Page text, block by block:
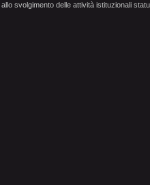
svolgimento delle attività istituzionali